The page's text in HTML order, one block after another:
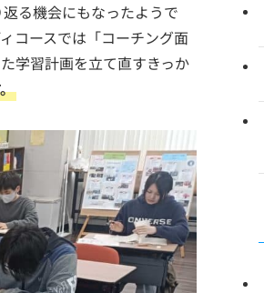
る機会にもなったようで
コースでは「コーチング面
学習計画を立て直すきっか